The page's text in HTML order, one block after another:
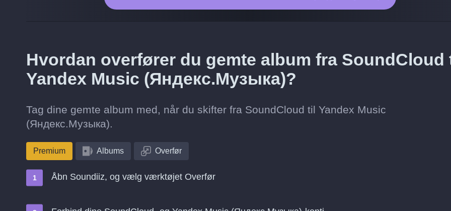
Hvordan overfører du gemte album fra SoundCloud
Yandex Music (Яндекс.Музыка)?
Tag dine gemte album med, når du skifter fra SoundCloud til Yandex Music
(Яндекс.Музыка).
Premium Albums Overfør
Åbn Soundiiz, og vælg værktøjet Overfør